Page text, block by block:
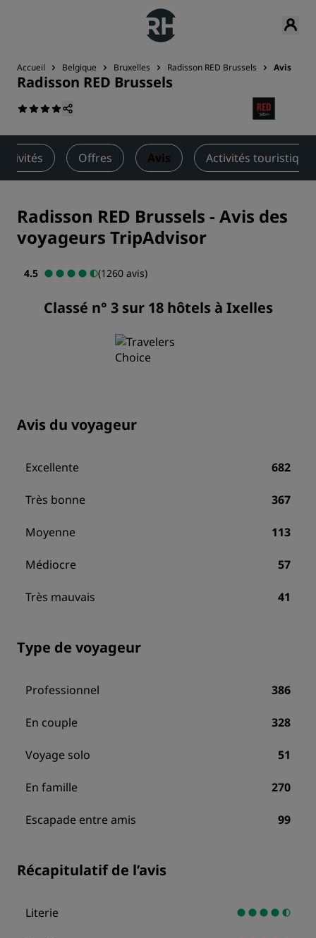
Accueil Belgique Bruxelles Radisson RED Brussels Avis
Radisson RED Brussels
Offres Avis Activités
Radisson RED Brussels - Avis des
voyageurs TripAdvisor
4.5 (1260 avis)
Classé n° 3 sur 18 hôtels à Ixelles
Avis du voyageur
Excellente 682
Très bonne 367
Moyenne 113
Médiocre 57
Très mauvais 41
Type de voyageur
Professionnel 386
En couple 328
Voyage solo 51
En famille 270
Escapade entre amis 99
Récapitulatif de l’avis
Literie